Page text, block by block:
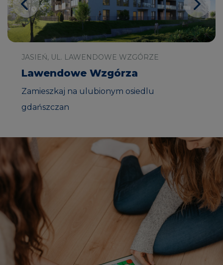
JASIEŃ, UL. LAWENDOWE WZGÓRZE
Lawendowe Wzgórza
Zamieszkaj na ulubionym osiedlu
gdańszczan